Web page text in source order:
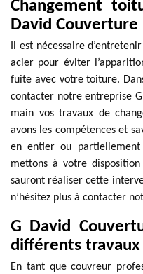
Changement
David Couverture
Il est nécessaire
acier pour éviter
fuite avec votre toiture.
contacter notre entreprise
main vos travaux de
avons les compétences et
en entier ou
mettons à votre
sauront réaliser cette
n’hésitez plus à contacter
G David
différents travaux
En tant que couvreur